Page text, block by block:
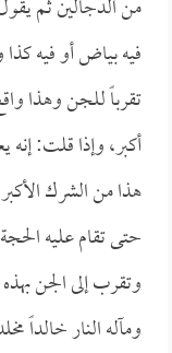
من الدجالين ثم
فيه بياض أو فيه
تقرباً للجن وهذا
أكبر، وإذا قلت:
هذا من الشرك
حتى تقام عليه
وتقرب إلى الجن
ومآله النار خالداً